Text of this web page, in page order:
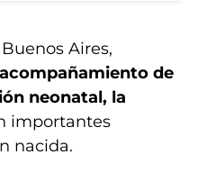
Aires,
de
neonatal, la
importantes
nacida.